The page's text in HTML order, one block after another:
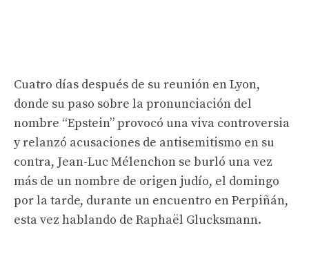
Cuatro días después de su reunión en Lyon,
donde su paso sobre la pronunciación del
nombre “Epstein” provocó una viva controversia
y relanzó acusaciones de antisemitismo en su
contra, Jean-Luc Mélenchon se burló una vez
más de un nombre de origen judío, el domingo
por la tarde, durante un encuentro en Perpiñán,
esta vez hablando de Raphaël Glucksmann.